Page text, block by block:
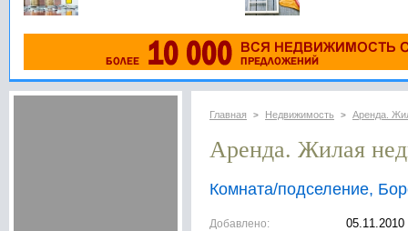
Главная > Недвижимость > Аренда.
Аренда. Жилая
Комната/подселение,
Добавлено:
05.11.2010